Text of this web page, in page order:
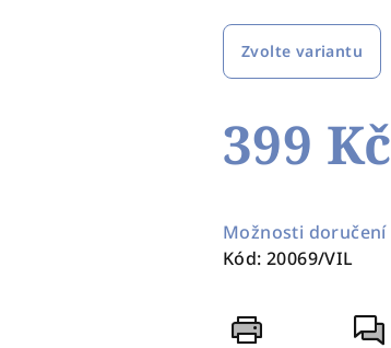
Zvolte variantu
399 Kč
cena:
Možnosti doručení
Kód: 20069/VIL